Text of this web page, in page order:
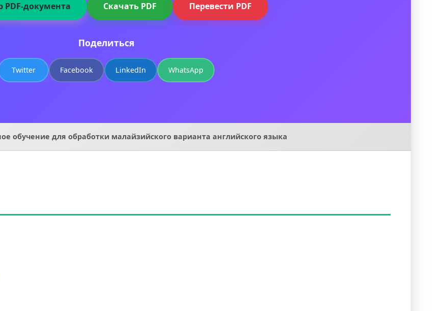
PDF-документа Скачать PDF Перевести PDF
Поделиться
Twitter Facebook LinkedIn WhatsApp
обучение для обработки малайзийского варианта английского языка